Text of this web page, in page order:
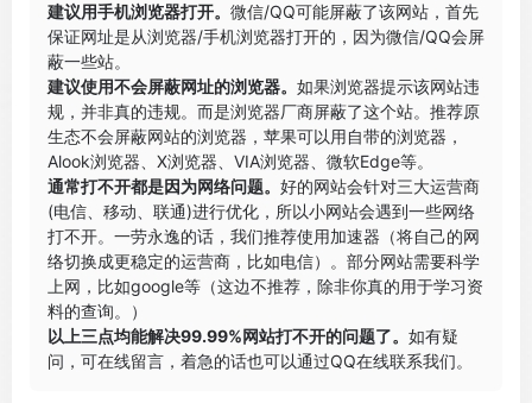
建议用手机浏览器打开。 微信/QQ可能屏蔽了该网站，首先
保证网址是从浏览器/手机浏览器打开的，因为微信/QQ会屏
蔽一些站。
建议使用不会屏蔽网址的浏览器。 如果浏览器提示该网站违
规，并非真的违规。而是浏览器厂商屏蔽了这个站。推荐原
生态不会屏蔽网站的浏览器，苹果可以用自带的浏览器，
Alook浏览器
X浏览器 VIA浏览器 微软Edge等。
通常打不开都是因为网络问题。 好的网站会针对三大运营商
(电信、移动、联通)进行优化，所以小网站会遇到一些网络
打不开。一劳永逸的话，我们推荐使用加速器（将自己的网
络切换成更稳定的运营商，比如电信）。部分网站需要科学
上网，比如google等（这边不推荐，除非你真的用于学习资
料的查询。）
以上三点均能解决99.99%网站打不开的问题了。 如有疑
问，可在线留言，着急的话也可以通过QQ在线联系我们。